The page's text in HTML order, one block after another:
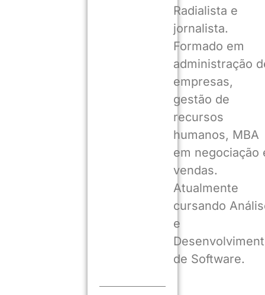
Radialista e
jornalista.
Formado em
administração
empresas,
gestão de
recursos
humanos, MBA
em negociação
vendas.
Atualmente
cursando
e
de Software.